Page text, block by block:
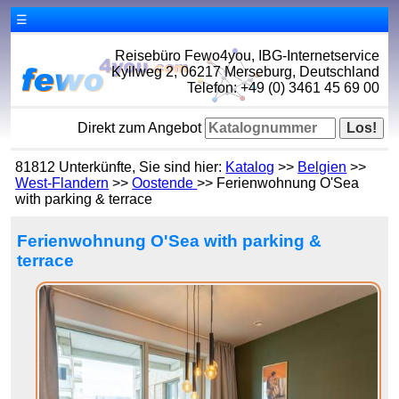
☰
Reisebüro Fewo4you, IBG-Internetservice
Kyllweg 2, 06217 Merseburg, Deutschland
Telefon: +49 (0) 3461 45 69 00
Direkt zum Angebot
81812 Unterkünfte, Sie sind hier: Katalog >> Belgien >>
West-Flandern >>Oostende>> Ferienwohnung O'Sea
with parking & terrace
Ferienwohnung O'Sea with parking &
terrace